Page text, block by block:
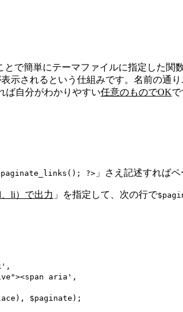
とで簡単にテーマファイルに指定した
示されるという仕組みです。名前の通
ば自分がわかりやすい任意のものでOKで
paginate_links(); ?> 」さえ記述すれば
li）で出力 」を指定して、次の行で
aria',
$paginate);